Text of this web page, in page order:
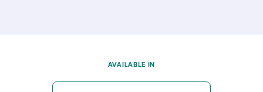
AVAILABLE IN